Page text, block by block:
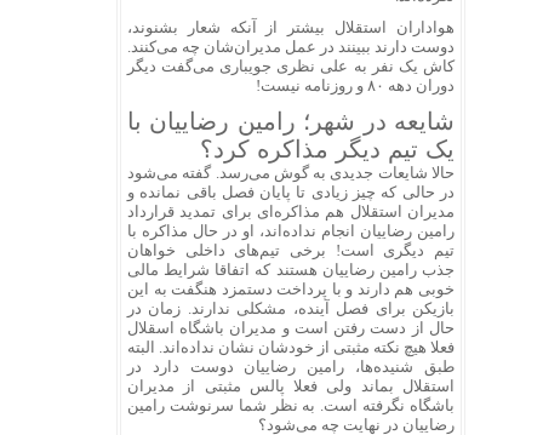
هواداران استقلال بیشتر از آنکه شعار بشنوند،
دوست دارند ببینند در عمل مدیران‌شان چه می‌کنند.
کاش یک نفر به علی نظری جویباری می‌گفت دیگر
دوران دهه ۸۰ و روزنامه نیست!
شایعه در شهر؛ رامین رضاییان با
یک تیم دیگر مذاکره کرد؟
حالا شایعات جدیدی به گوش می‌رسد. گفته می‌شود
در حالی که چیز زیادی تا پایان فصل باقی نمانده و
مدیران استقلال هم مذاکره‌ای برای تمدید قرارداد
رامین رضاییان انجام نداده‌اند، او در حال مذاکره با
تیم دیگری است! برخی تیم‌های داخلی خواهان
جذب رامین رضاییان هستند که اتفاقا شرایط مالی
خوبی هم دارند و با پرداخت دستمزد هنگفت به این
بازیکن برای فصل آینده، مشکلی ندارند. زمان در
حال از دست رفتن است و مدیران باشگاه اسقلال
فعلا هیچ نکته مثبتی از خودشان نشان نداده‌اند. البته
طبق شنیده‌ها، رامین رضاییان دوست دارد در
استقلال بماند ولی فعلا پالس مثبتی از مدیران
باشگاه نگرفته است. به نظر شما سرنوشت رامین
رضاییان در نهایت چه می‌شود؟